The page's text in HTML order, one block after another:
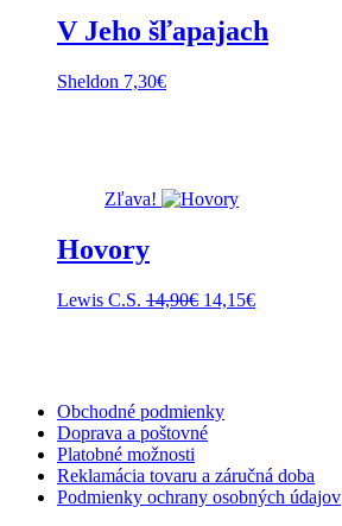
V Jeho šľapajach
Sheldon 7,30€
Zľava!
Hovory
Lewis C.S. 14,90€ Pôvodná
14,15€Aktuálna
Obchodné podmienky
Doprava a poštovné
Platobné možnosti
Reklamácia tovaru a záručná doba
Podmienky ochrany osobných údajov